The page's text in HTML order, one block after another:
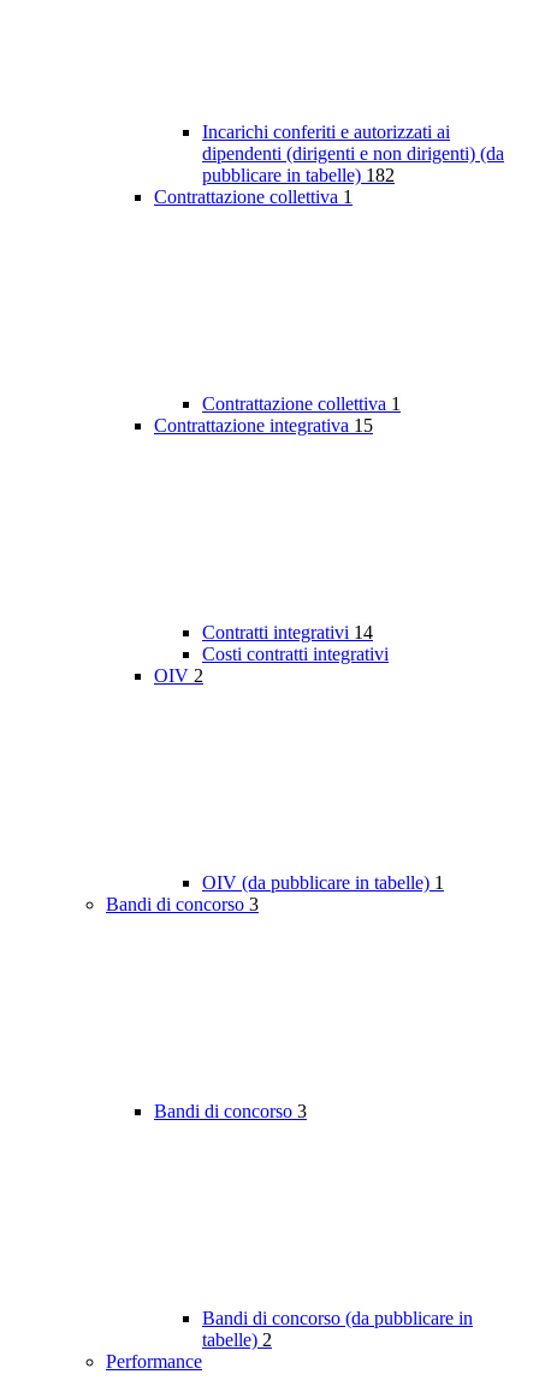
Incarichi conferiti e autorizzati ai
dipendenti (dirigenti e non dirigenti) (da
pubblicare in tabelle) 182
Contrattazione collettiva 1
Contrattazione collettiva 1
Contrattazione integrativa 15
Contratti integrativi 14
Costi contratti integrativi
OIV 2
OIV (da pubblicare in tabelle) 1
Bandi di concorso 3
Bandi di concorso 3
Bandi di concorso (da pubblicare in
tabelle) 2
Performance